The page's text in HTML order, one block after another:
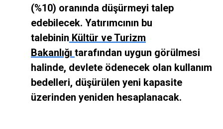
(%10) oranında düşürmeyi talep
edebilecek. Yatırımcının bu
talebinin Kültür ve Turizm
Bakanlığı tarafından uygun görülmesi
halinde, devlete ödenecek olan kullanım
bedelleri, düşürülen yeni kapasite
üzerinden yeniden hesaplanacak.